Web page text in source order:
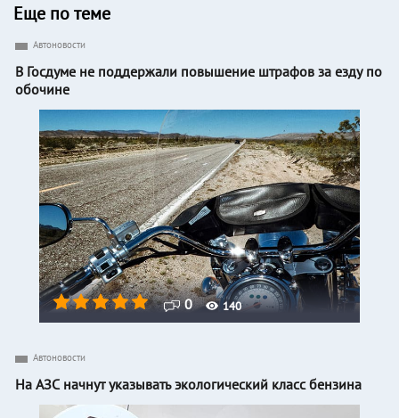
Еще по теме
0 140
Автоновости
В Госдуме не поддержали повышение штрафов за езду по
обочине
Автоновости
На АЗС начнут указывать экологический класс бензина